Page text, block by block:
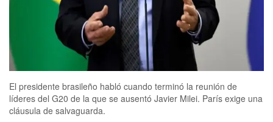
El presidente brasileño habló cuando terminó la reunión de
líderes del G20 de la que se ausentó Javier Milei. París exige una
cláusula de salvaguarda.